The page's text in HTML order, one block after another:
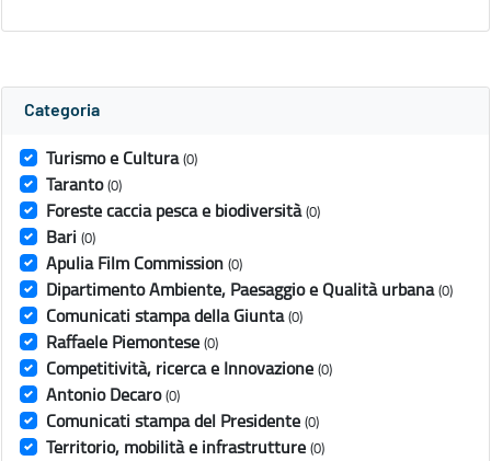
Categoria
Turismo e Cultura (0)
Taranto (0)
Foreste caccia pesca e biodiversità (0)
Bari (0)
Apulia Film Commission (0)
Dipartimento Ambiente, Paesaggio e Qualità urbana (0)
Comunicati stampa della Giunta (0)
Raffaele Piemontese (0)
Competitività, ricerca e Innovazione (0)
Antonio Decaro (0)
Comunicati stampa del Presidente (0)
Territorio, mobilità e infrastrutture (0)